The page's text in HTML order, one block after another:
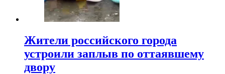
Жители российского города
устроили заплыв по оттаявшему
двору